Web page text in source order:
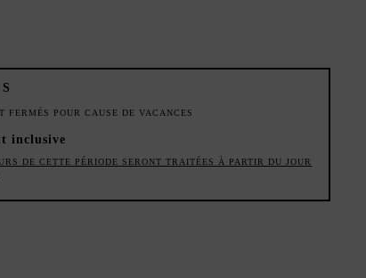
FERMÉS POUR CAUSE DE VACANCES
inclusive
DE CETTE PÉRIODE SERONT TRAITÉES À PARTIR DU JOUR